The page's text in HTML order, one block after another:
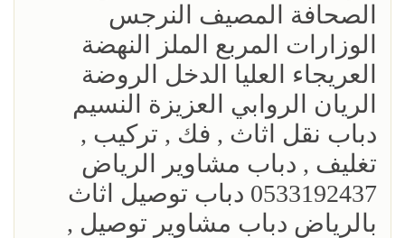
الصحافة المصيف النرجس
الوزارات المربع الملز النهضة
العريجاء العليا الدخل الروضة
الريان الروابي العزيزة النسيم
‎دباب نقل اثاث , فك , تركيب ,
تغليف , دباب مشاوير الرياض
0533192437 دباب توصيل اثاث
بالرياض دباب مشاوير توصيل ,